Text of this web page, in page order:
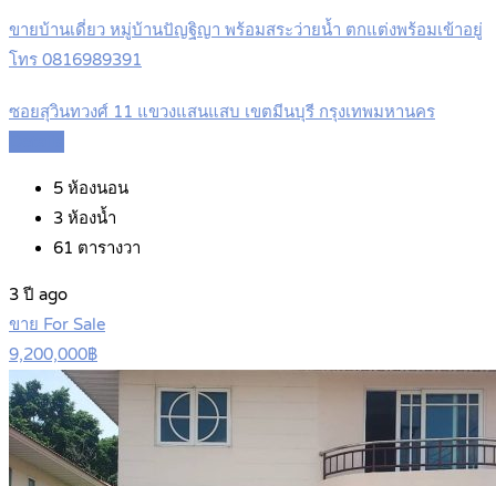
ขายบ้านเดี่ยว หมู่บ้านปัญฐิญา พร้อมสระว่ายน้ำ ตกแต่งพร้อมเข้าอยู่
โทร 0816989391
ซอยสุวินทวงศ์ 11 แขวงแสนแสบ เขตมีนบุรี กรุงเทพมหานคร
5 ห้องนอน
3 ห้องน้ำ
61 ตารางวา
3 ปี ago
ขาย For Sale
9,200,000฿